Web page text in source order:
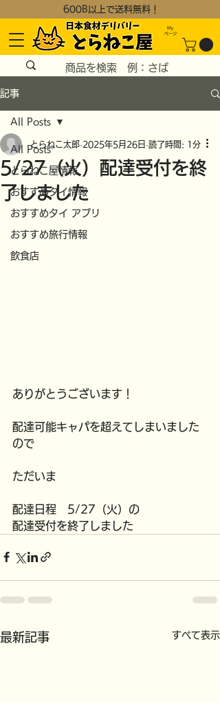
600B以上で送料無料！
My
​ページ
記事
All Posts
とらねこ屋情報
おすすめタイ情報
おすすめタイ アプリ
おすすめ旅行情報
飲食店
All Posts
5/27（火）配達受付を終
了しました
とらねこ太郎 2025年5月26日 読了時間: 1分
ありがとうございます！
配達可能キャパを超えてしまいました
ので
ただいま
配達日程　5/27（火）の
配達受付を終了しました
最新記事 すべて表示